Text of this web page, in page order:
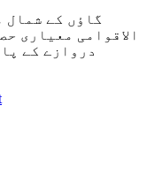
الاقوامی معیاری
دروازے کے